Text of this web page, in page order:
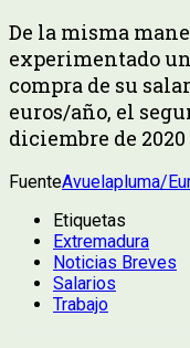
De la misma
experimentado
compra de su
euros/año, el
diciembre de
FuenteAvuelapluma/
Etiquetas
Extremadura
Noticias Breves
Salarios
Trabajo